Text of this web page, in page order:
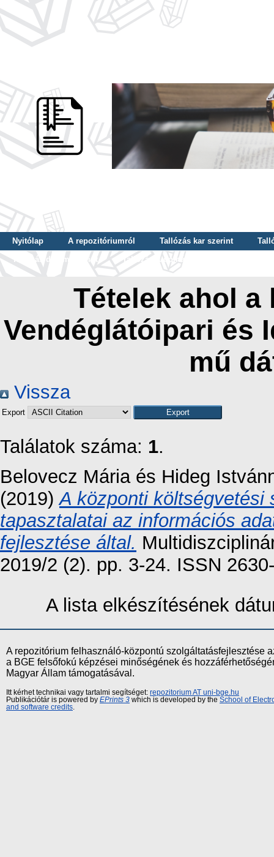
Nyitólap A repozitóriumról Tallózás kar szerint
Tallózás dátum szerint
Tallózás tudományterület szerint
Tételek ahol
Vendéglátóipari és
mű
Vissza
Export
Találatok száma: 1.
Belovecz Máriaés Hideg
(2019)A központi költségvetési
tapasztalatai az információs
fejlesztése által.
2019/2 (2). pp. 3-24. ISSN
A lista elkészítésének
A repozitórium felhasználó-központú szolgáltatásfejlesztése
a BGE felsőfokú képzései minőségének és
Magyar Állam támogatásával.
Itt kérhet technikai vagy tartalmi segítséget: repozitorium AT uni-bge.hu
Publikációtár is powered by EPrints 3 which is developed by the School of
and software credits